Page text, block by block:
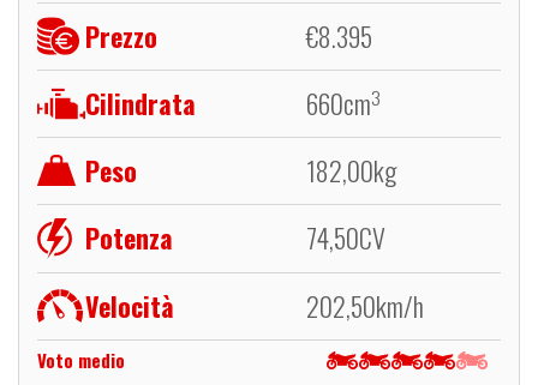
Prezzo €8.395
Cilindrata
660cm3
Peso 182,00kg
Potenza
74,50CV
Velocità
202,50km/h
Voto medio